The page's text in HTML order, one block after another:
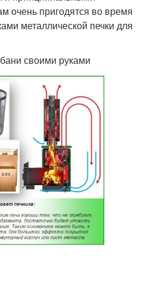
очень пригодятся во время
металлической печки для
своими руками